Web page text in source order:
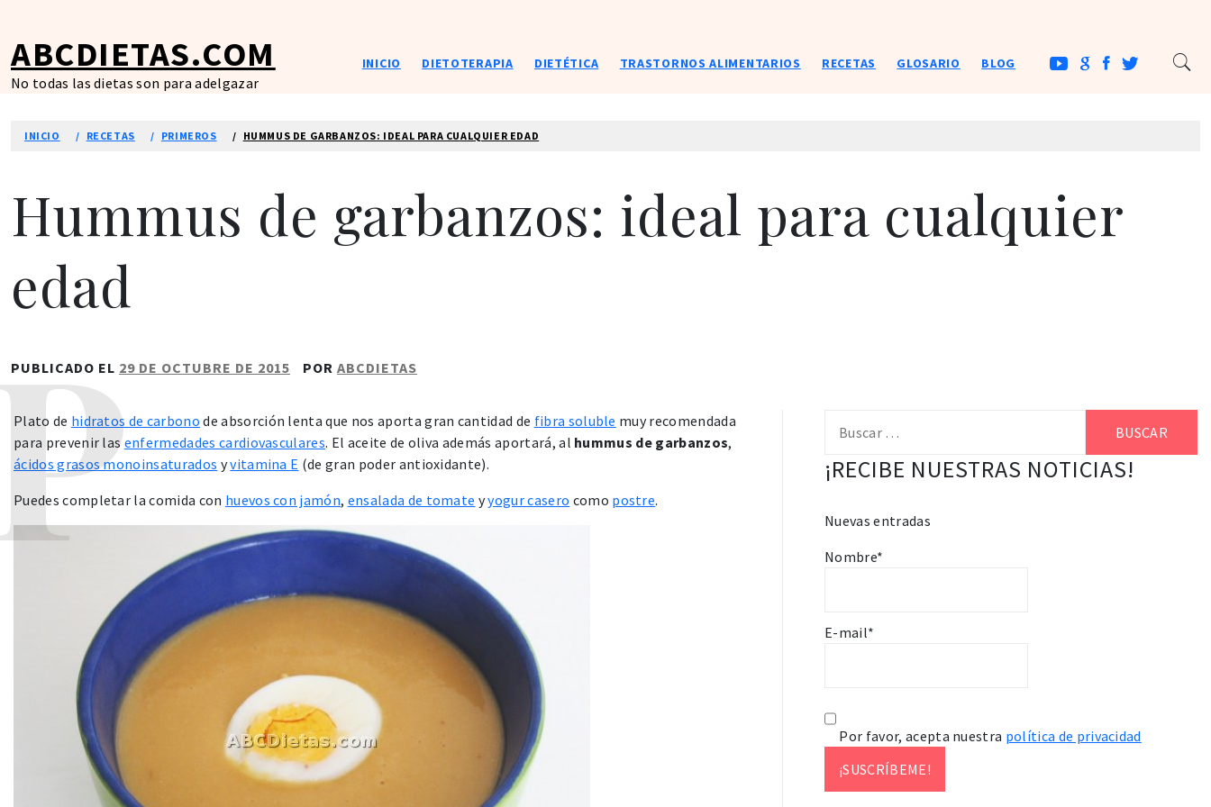
contenido
ABCDIETAS.COM
No todas las dietas son para adelgazar
INICIO DIETOTERAPIA DIETÉTICA TRASTORNOS ALIMENTARIOS RECETAS GLOSARIO BLOG
INICIO RECETAS PRIMEROS HUMMUS DE GARBANZOS: IDEAL PARA CUALQUIER EDAD
Hummus de garbanzos: ideal para cualquier
edad
PUBLICADO EL 29 DE OCTUBRE DE 2015 POR ABCDIETAS
Plato de hidratos de carbono de absorción lenta que nos aporta gran cantidad de fibra soluble muy recomendada
para prevenir lasenfermedades cardiovasculares. El aceite de oliva además aportará, al hummus de garbanzos,
ácidos grasos monoinsaturados yvitamina E (de gran poder antioxidante).
Puedes completar la comida con huevos con jamón, ensalada de tomate yyogur casero como postre.
¡RECIBE NUESTRAS NOTICIAS!
Nuevas entradas
Nombre*
E-mail*
Por favor, acepta nuestra política de privacidad